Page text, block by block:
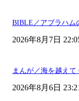
BIBLE／アブラハム
2026年8月7日
まんが／海を越えて
2026年8月6日